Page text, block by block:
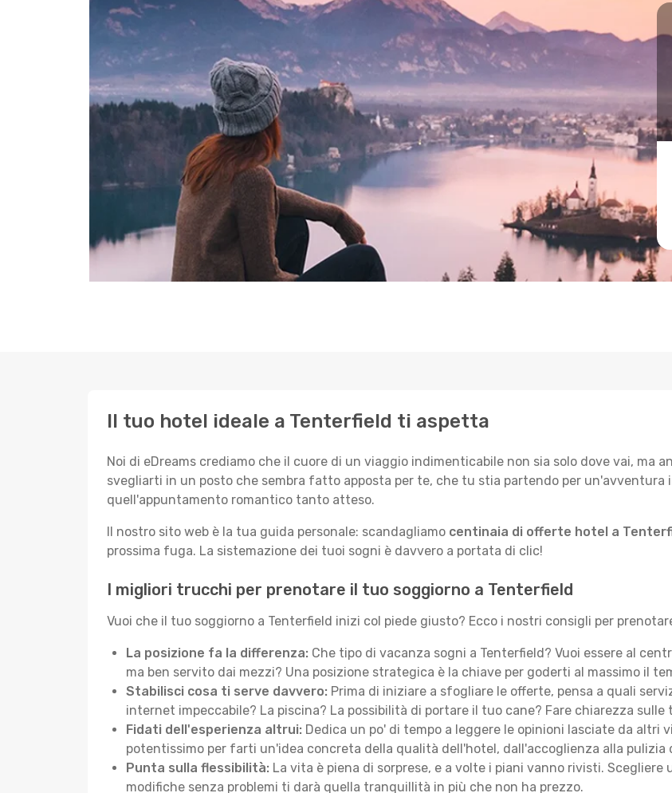
Il tuo hotel ideale a Tenterfield ti aspetta
Noi di eDreams crediamo che il cuore di un viaggio indimenticabile non sia solo dove vai, ma
svegliarti in un posto che sembra fatto apposta per te, che tu stia partendo per
quell'appuntamento romantico tanto atteso.
Il nostro sito web è la tua guida personale: scandagliamo centinaia di offerte hotel a
prossima fuga. La sistemazione dei tuoi sogni è davvero a portata di clic!
I migliori trucchi per prenotare il tuo soggiorno a Tenterfield
Vuoi che il tuo soggiorno a Tenterfield inizi col piede giusto? Ecco i nostri consigli per
La posizione fa la differenza: Che tipo di vacanza sogni a Tenterfield? Vuoi essere al
ma ben servito dai mezzi? Una posizione strategica è la chiave per goderti al massimo il
Stabilisci cosa ti serve davvero: Prima di iniziare a sfogliare le offerte, pensa a quali
internet impeccabile? La piscina? La possibilità di portare il tuo cane? Fare chiarezza
Fidati dell'esperienza altrui: Dedica un po' di tempo a leggere le opinioni lasciate da altri
potentissimo per farti un'idea concreta della qualità dell'hotel, dall'accoglienza alla pulizia
Punta sulla flessibilità: La vita è piena di sorprese, e a volte i piani vanno rivisti.
modifiche senza problemi ti darà quella tranquillità in più che non ha prezzo.